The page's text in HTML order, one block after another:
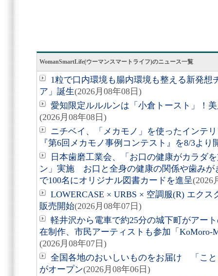
WomanSmartLife(ウーマンスマートライフ)のニュース一覧
1粒で口内環境も腸内環境も整える新発想
ア」誕生(2026月08年08日)
愛知限定ルルルンは「小倉トースト」！
(2026月08年08日)
ニチベイ、「メカモノ」を使ったインテ
『第6回メカモノ事例コンテスト』を8/3より
日本歯磨工業会、「お口の健康がカラダ
ン」実施 お口と全身の健康の関係や歯みが
で100名にオリジナル図書カードを進呈(2026
LOWERCASE × URBS × 空調服(R) エク
販売開始(2026月08年07日)
軽井沢から電車で約25分の城下町がアー
在制作、市民アーティストも参加「KoMoro-
(2026月08年07日)
全国各地のおいしいものをお届け 「こ
がオープン(2026月08年06日)